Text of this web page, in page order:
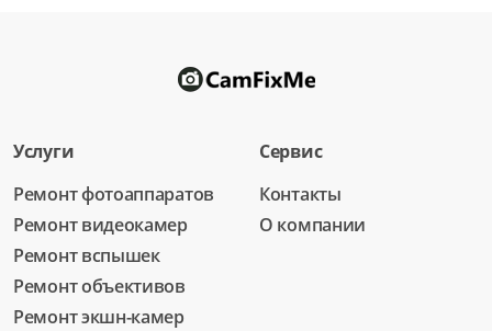
Услуги
Ремонт фотоаппаратов
Ремонт видеокамер
Ремонт вспышек
Ремонт объективов
Ремонт экшн-камер
Сервис
Контакты
О компании